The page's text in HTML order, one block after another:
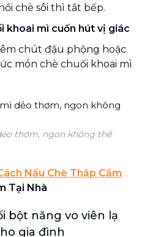
chè sôi thì tắt bếp.
khoai mì cuốn hút vị giác
chút đậu phộng hoặc
món chè chuối khoai mì
thơm, ngon không thể
Nấu Chè Thập Cẩm
Tại Nhà
bột năng vo viên lạ
gia đình